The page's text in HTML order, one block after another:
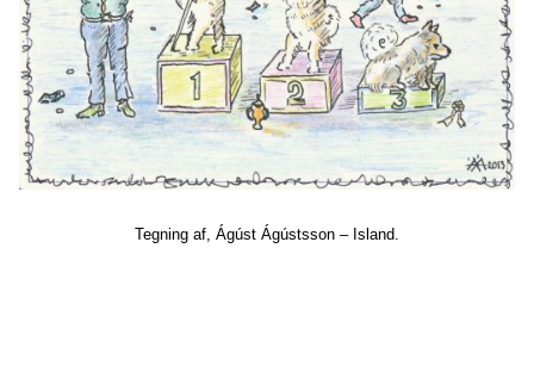
Tegning af, Ágúst Ágústsson – Island